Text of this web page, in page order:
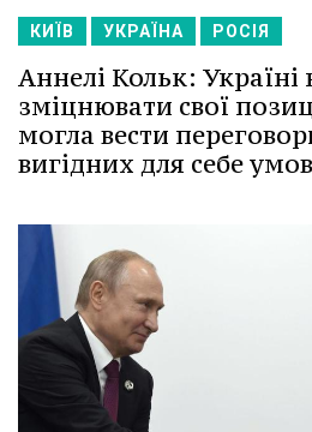
КИЇВ УКРАЇНА РОСІЯ
Аннелі Кольк: Україні
зміцнювати свої
могла вести
вигідних для себе